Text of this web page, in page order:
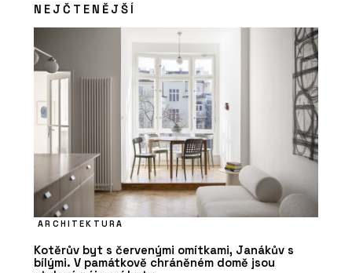
NEJČTENĚJŠÍ
ARCHITEKTURA
Kotěrův byt s červenými omítkami, Janákův s
bílými. V památkově chráněném domě jsou